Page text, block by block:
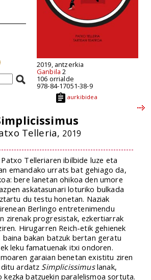
2019, antzerkia
Ganbila 2
106 orrialde
978-84-17051-38-9
aurkibidea
Telleria, 2019
Telleriaren ibilbide luze eta
emandako urrats bat gehiago da,
bere lanetan ohikoa den umore
askatasunari loturiko bulkada
du testu honetan. Naziak
Berlingo entretenimendu
zirenak progresistak, ezkertiarrak
Hirugarren Reich-etik gehienek
baina bakan batzuk bertan geratu
leku famatuenak itxi ondoren.
garaian benetan existitu ziren
ardatz Simplicissimuslanak,
kezka batzuekin paralelismoa sortuta.